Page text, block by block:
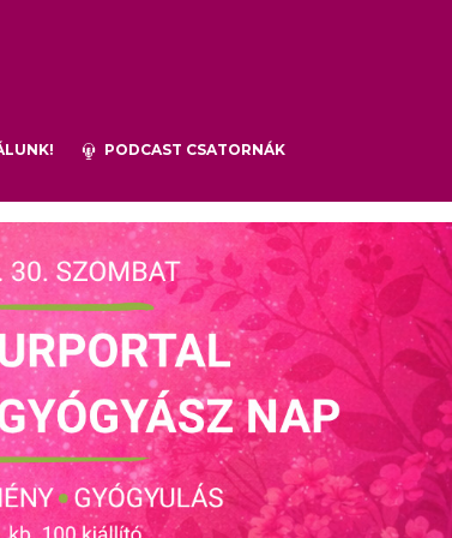
PODCAST CSATORNÁK